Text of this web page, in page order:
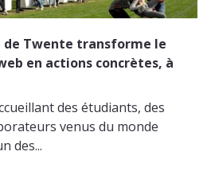
de Twente transforme le
en actions concrètes, à
des étudiants, des
venus du monde
des...